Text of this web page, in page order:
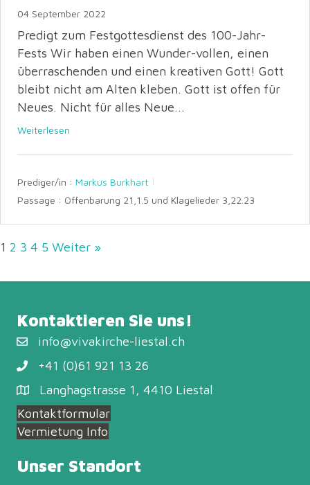
04 September 2022
Predigt zum Festgottesdienst des 100-Jahr-
Fests Wir haben einen Wunder-vollen, einen
überraschenden und einen kreativen Gott! Gott
bleibt nicht am Alten kleben. Gott ist offen für
Neues. Nicht für alles Neue...
Weiterlesen
Prediger/in : Markus Burkhart
Passage : Offenbarung 21,1.5 und Klagelieder 3,22.23
1 2 3 4 5 Weiter »
Kontaktieren Sie uns!
info@vivakirche-liestal.ch
+41 (0)61 921 13 26
Langhagstrasse 1, 4410 Liestal
Kontaktformular
Vermietung Info
Unser Standort